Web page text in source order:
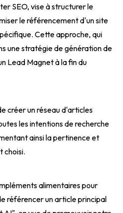
SEO, vise à structurer le
le référencement d'un site
Cette approche, qui
une stratégie de génération de
Lead Magnet à la fin du
créer un réseau d'articles
les intentions de recherche
ainsi la pertinence et
choisi.
alimentaires pour
référencer un article principal